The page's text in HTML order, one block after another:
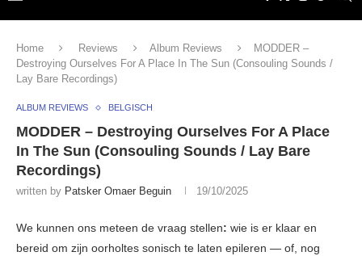
Home Reviews Album Reviews
MODDER –
Destroying Ourselves For A Place In The Sun (Consouling Sounds /
Lay Bare Recordings)
ALBUM REVIEWS BELGISCH
MODDER – Destroying Ourselves For A Place
In The Sun (Consouling Sounds / Lay Bare
Recordings)
written by Patsker Omaer Beguin 19/10/2025
We kunnen ons meteen de vraag stellen: wie is er klaar en
bereid om zijn oorholtes sonisch te laten epileren — of, nog